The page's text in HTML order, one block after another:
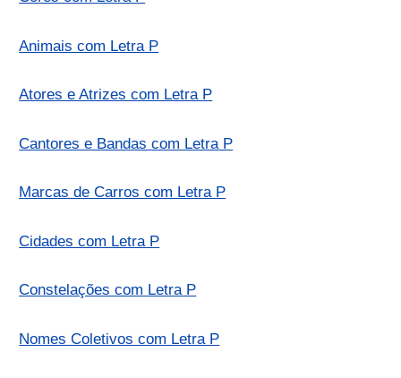
Animais com Letra P
Atores e Atrizes com Letra P
Cantores e Bandas com Letra P
Marcas de Carros com Letra P
Cidades com Letra P
Constelações com Letra P
Nomes Coletivos com Letra P